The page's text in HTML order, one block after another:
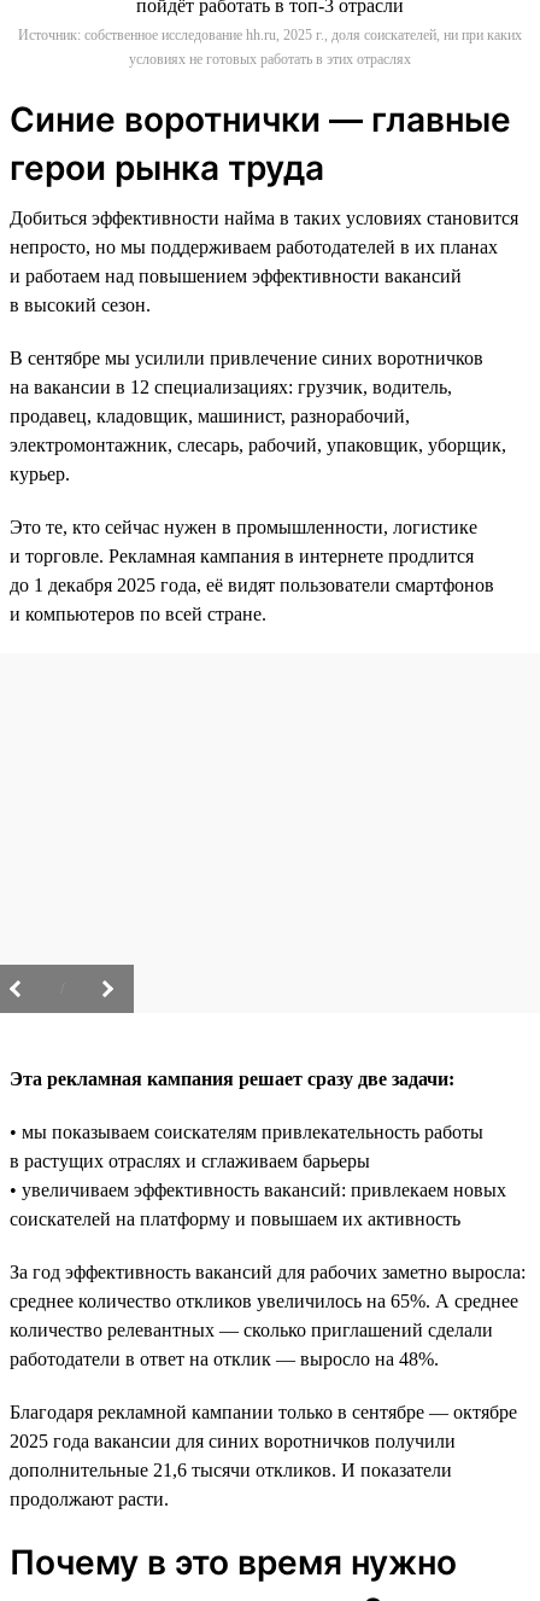
Источник: собственное исследование hh.ru, 2025 г., доля соискателей, ни при каких
условиях не готовых работать в этих отраслях
Синие воротнички — главные
герои рынка труда
Добиться эффективности найма в таких условиях становится
непросто, но мы поддерживаем работодателей в их планах
и работаем над повышением эффективности вакансий
в высокий сезон.
В сентябре мы усилили привлечение синих воротничков
на вакансии в 12 специализациях: грузчик, водитель,
продавец, кладовщик, машинист, разнорабочий,
электромонтажник, слесарь, рабочий, упаковщик, уборщик,
курьер.
Это те, кто сейчас нужен в промышленности, логистике
и торговле. Рекламная кампания в интернете продлится
до 1 декабря 2025 года, её видят пользователи смартфонов
и компьютеров по всей стране.
Эта рекламная кампания решает сразу две задачи:
• мы показываем соискателям привлекательность работы
в растущих отраслях и сглаживаем барьеры
• увеличиваем эффективность вакансий: привлекаем новых
соискателей на платформу и повышаем их активность
За год эффективность вакансий для рабочих заметно выросла:
среднее количество откликов увеличилось на 65%. А среднее
количество релевантных — сколько приглашений сделали
работодатели в ответ на отклик — выросло на 48%.
Благодаря рекламной кампании только в сентябре — октябре
2025 года вакансии для синих воротничков получили
дополнительные 21,6 тысячи откликов. И показатели
продолжают расти.
Почему в это время нужно